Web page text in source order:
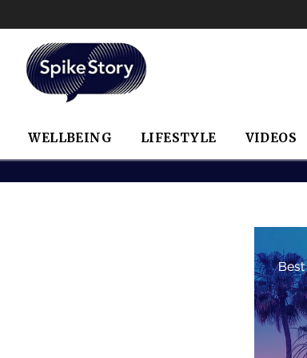
WELLBEING LIFESTYLE VIDEOS